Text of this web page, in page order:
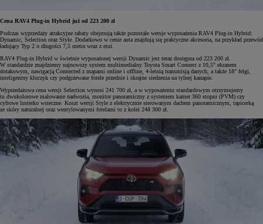
Cena RAV4 Plug-in Hybrid już od 223 200 zł
Podczas wyprzedaży atrakcyjne rabaty obejmują także pozostałe wersje wyposażenia RAV4 Plug-in Hybrid:
Dynamic, Selection oraz Style. Dodatkowo w cenie auta znajdują się praktyczne akcesoria, na przykład przewód
ładujący Typ 2 o długości 7,5 metra wraz z etui.
RAV4 Plug-in Hybrid w świetnie wyposażonej wersji Dynamic jest teraz dostępna od 223 200 zł.
W standardzie znajdziemy najnowszy system multimedialny Toyota Smart Connect z 10,5" ekranem
dotakowym, nawigacją Connected z mapami online i offline, 4-letnią transmisją danych, a także 18" felgi,
inteligentny kluczyk czy podgrzewane fotele przednie i skrajne siedzenia na tylnej kanapie.
Wyprzedażowa cena wersji Selection wynosi 241 700 zł, a w wyposażeniu standardowym otrzymujemy
tu dwukolorowe malowanie nadwozia, monitor panoramiczny z systemem kamer 360 stopni (PVM) czy
cyfrowe lusterko wsteczne. Koszt wersji Style z elektrycznie sterowanym dachem panoramicznym, tapicerką
ze skóry naturalnej oraz wentylowanymi fotelami to z kolei 248 300 zł.